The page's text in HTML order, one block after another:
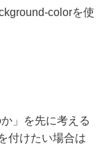
colorを使
」を先に考える
付けたい場合は